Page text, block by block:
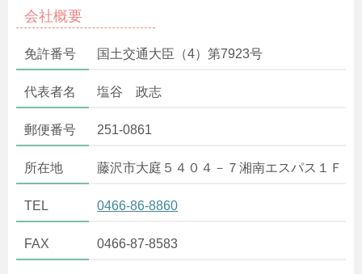
会社概要
免許番号 国土交通大臣（4）第7923号
代表者名 塩谷 政志
郵便番号 251-0861
所在地 藤沢市大庭５４０４－７湘南エスパス１Ｆ
TEL 0466-86-8860
FAX 0466-87-8583